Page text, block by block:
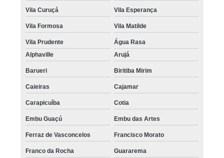
Vila Curuçá Vila Esperança
Vila Formosa Vila Matilde
Vila Prudente
Água Rasa
Alphaville
Arujá
Barueri Biritiba Mirim
Caieiras Cajamar
Carapicuíba Cotia
Embu Guaçú Embu das Artes
Ferraz de Vasconcelos Francisco Morato
Franco da Rocha Guararema